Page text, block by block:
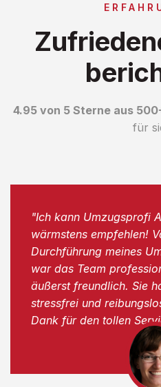
4.95 von 5 Sterne aus
für
"Ich kann Umzugsprofi
wärmstens empfehlen!
Durchführung meines
war das Team
äußerst freundlich. Sie
stressfrei und
Dank für den tollen